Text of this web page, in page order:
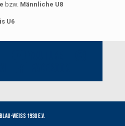
bzw. Männliche U8
U6
Weiss 1930 e.V.